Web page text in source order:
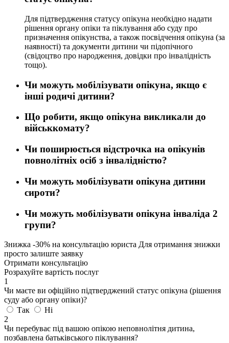
Для підтвердження статусу опікуна необхідно надати
рішення органу опіки та піклування або суду про
призначення опікунства, а також посвідчення опікуна (за
наявності) та документи дитини чи підопічного
(свідоцтво про народження, довідки про інвалідність
тощо).
Чи можуть мобілізувати опікуна, якщо є
інші родичі дитини?
Що робити, якщо опікуна викликали до
військкомату?
Чи поширюється відстрочка на опікунів
повнолітніх осіб з інвалідністю?
Чи можуть мобілізувати опікуна дитини
сироти?
Чи можуть мобілізувати опікуна інваліда 2
групи?
Знижка -30% на консультацію юриста Для отримання знижки
просто залиште заявку
Отримати консультацію
Розрахуйте вартість послуг
1
Чи маєте ви офіційно підтверджений статус опікуна (рішення
суду або органу опіки)?
Так
Ні
2
Чи перебуває під вашою опікою неповнолітня дитина,
позбавлена батьківського піклування?